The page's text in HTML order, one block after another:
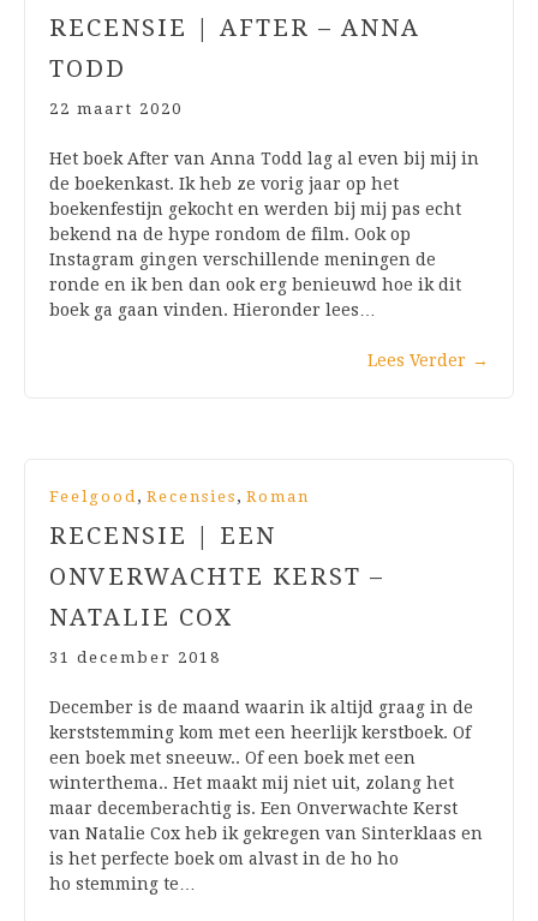
RECENSIE | AFTER – ANNA
TODD
22 maart 2020
Het boek After van Anna Todd lag al even bij mij in
de boekenkast. Ik heb ze vorig jaar op het
boekenfestijn gekocht en werden bij mij pas echt
bekend na de hype rondom de film. Ook op
Instagram gingen verschillende meningen de
ronde en ik ben dan ook erg benieuwd hoe ik dit
boek ga gaan vinden. Hieronder lees…
Lees Verder →
Feelgood, Recensies , Roman
RECENSIE | EEN
ONVERWACHTE KERST –
NATALIE COX
31 december 2018
December is de maand waarin ik altijd graag in de
kerststemming kom met een heerlijk kerstboek. Of
een boek met sneeuw.. Of een boek met een
winterthema.. Het maakt mij niet uit, zolang het
maar decemberachtig is. Een Onverwachte Kerst
van Natalie Cox heb ik gekregen van Sinterklaas en
is het perfecte boek om alvast in de ho ho
ho stemming te…